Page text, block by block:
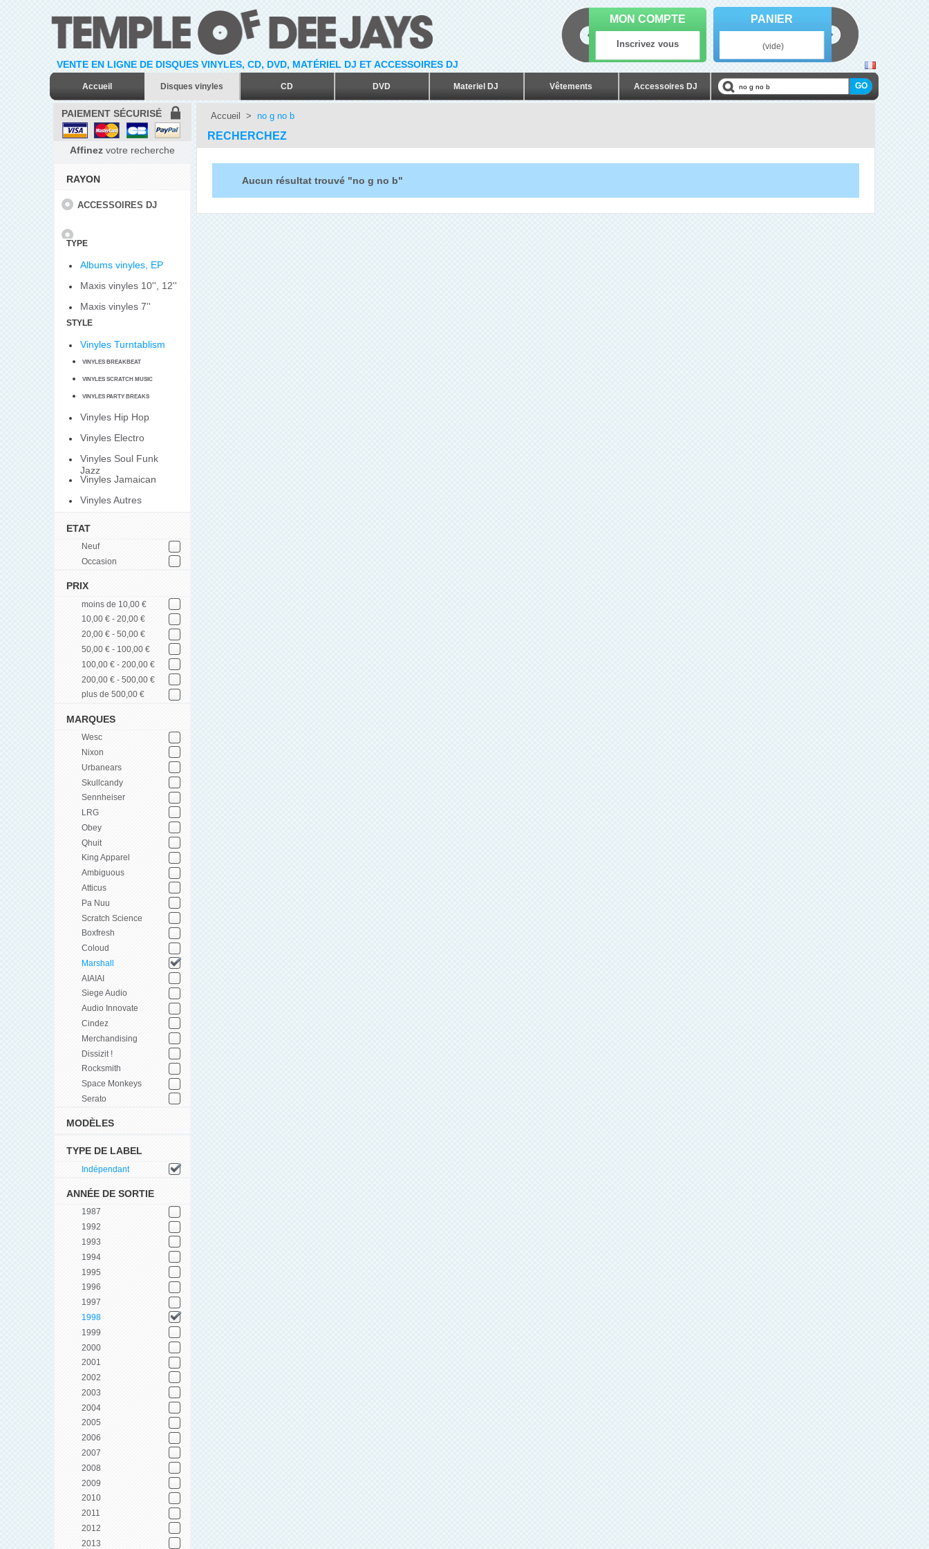
VENTE EN LIGNE DE DISQUES VINYLES, CD, DVD, MATÉRIEL DJ ET ACCESSOIRES DJ
Accueil Disques vinyles CD DVD Materiel DJ Vêtements Accessoires DJ
MON COMPTE
Inscrivez vous
PANIER
(vide)
PAIEMENT SÉCURISÉ
Affinez votre recherche
RAYON
ACCESSOIRES DJ
TYPE
Albums vinyles, EP
Maxis vinyles 10'', 12''
Maxis vinyles 7''
STYLE
Vinyles Turntablism
VINYLES BREAKBEAT
VINYLES SCRATCH MUSIC
VINYLES PARTY BREAKS
Vinyles Hip Hop
Vinyles Electro
Vinyles Soul Funk
Jazz
Vinyles Jamaican
Vinyles Autres
ETAT
Neuf
Occasion
PRIX
moins de 10,00 €
10,00 € - 20,00 €
20,00 € - 50,00 €
50,00 € - 100,00 €
100,00 € - 200,00 €
200,00 € - 500,00 €
plus de 500,00 €
MARQUES
Wesc
Nixon
Urbanears
Skullcandy
Sennheiser
LRG
Obey
Qhuit
King Apparel
Ambiguous
Atticus
Pa Nuu
Scratch Science
Boxfresh
Coloud
Marshall
AIAIAI
Siege Audio
Audio Innovate
Cindez
Merchandising
Dissizit !
Rocksmith
Space Monkeys
Serato
MODÈLES
TYPE DE LABEL
Indépendant
ANNÉE DE SORTIE
1987
1992
1993
1994
1995
1996
1997
1998
1999
2000
2001
2002
2003
2004
2005
2006
2007
2008
2009
2010
2011
2012
2013
Accueil > no g no b
RECHERCHEZ
Aucun résultat trouvé "no g no b"